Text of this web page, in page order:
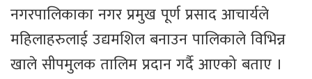
नगरपालिकाका नगर प्रमुख पूर्ण प्रसाद आचार्यले
महिलाहरुलाई उद्यमशिल बनाउन पालिकाले विभिन्न
खाले सीपमुलक तालिम प्रदान गर्दै आएको बताए ।